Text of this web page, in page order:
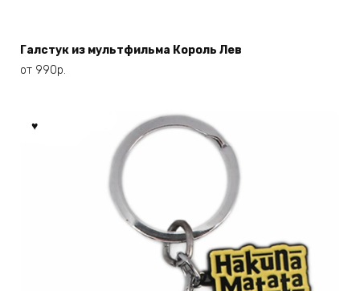
Опции
странице
товара.
Галстук из мультфильма Король Лев
от 990р.